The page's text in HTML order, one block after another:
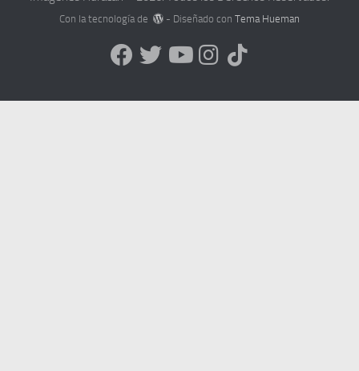
Con la tecnología de - Diseñado conTema Hueman